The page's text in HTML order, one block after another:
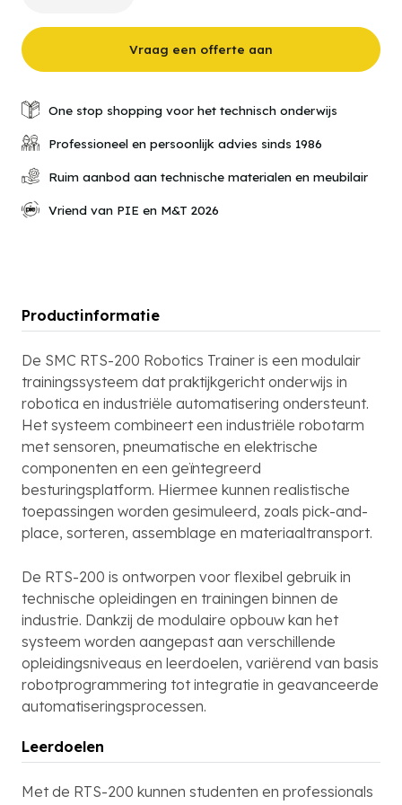
-
aantal
Vraag een offerte aan
One stop shopping voor het technisch onderwijs
Professioneel en persoonlijk advies sinds 1986
Ruim aanbod aan technische materialen en meubilair
Vriend van PIE en M&T 2026
Productinformatie
De SMC RTS-200 Robotics Trainer is een modulair
trainingssysteem dat praktijkgericht onderwijs in
robotica en industriële automatisering ondersteunt.
Het systeem combineert een industriële robotarm
met sensoren, pneumatische en elektrische
componenten en een geïntegreerd
besturingsplatform. Hiermee kunnen realistische
toepassingen worden gesimuleerd, zoals pick-and-
place, sorteren, assemblage en materiaaltransport.
De RTS-200 is ontworpen voor flexibel gebruik in
technische opleidingen en trainingen binnen de
industrie. Dankzij de modulaire opbouw kan het
systeem worden aangepast aan verschillende
opleidingsniveaus en leerdoelen, variërend van basis
robotprogrammering tot integratie in geavanceerde
automatiseringsprocessen.
Leerdoelen
Met de RTS-200 kunnen studenten en professionals